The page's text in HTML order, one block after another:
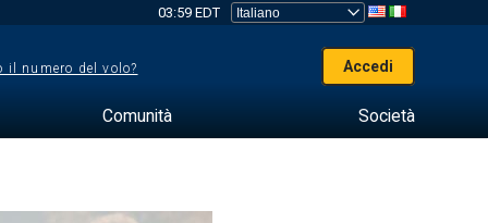
03:59 EDT
il numero del volo? Accedi
Comunità Società